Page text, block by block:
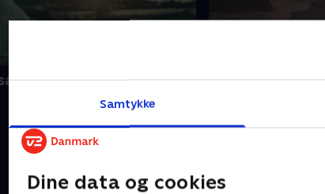
Samtykke
Dine data og cookies
Barnaby